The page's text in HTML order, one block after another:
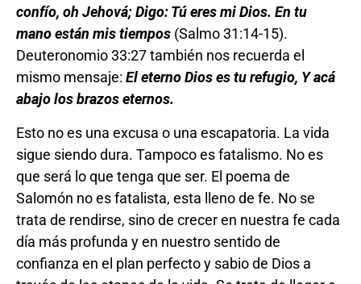
confío, oh Jehová;Digo: Tú eres mi Dios. En tu
mano están mis tiempos (Salmo 31:14-15).
Deuteronomio 33:27 también nos recuerda el
mismo mensaje: El eterno Dios es tu refugio, Y acá
abajo los brazos eternos.
Esto no es una excusa o una escapatoria. La vida
sigue siendo dura. Tampoco es fatalismo. No es
que será lo que tenga que ser. El poema de
Salomón no es fatalista, esta lleno de fe. No se
trata de rendirse, sino de crecer en nuestra fe cada
día más profunda y en nuestro sentido de
confianza en el plan perfecto y sabio de Dios a